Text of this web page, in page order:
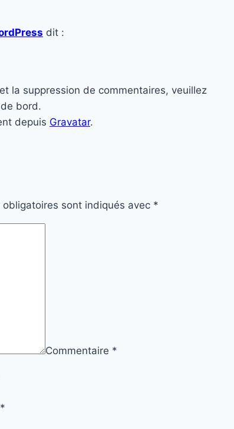
dit :
la suppression de commentaires, veuillez
bord.
depuis Gravatar.
obligatoires sont indiqués avec *
Commentaire *
*